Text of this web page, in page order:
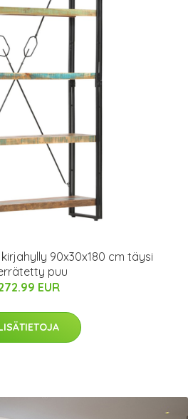
90x30x180 cm täysi
puu
EUR